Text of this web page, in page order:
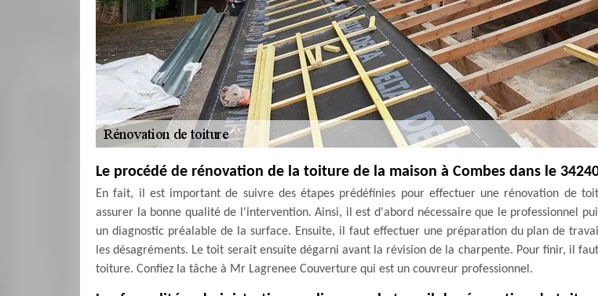
Le procédé de rénovation de la toiture de la maison à Combes dans le
En fait, il est important de suivre des étapes prédéfinies pour effectuer une rénovation de
assurer la bonne qualité de l'intervention. Ainsi, il est d'abord nécessaire que le professionnel
un diagnostic préalable de la surface. Ensuite, il faut effectuer une préparation du plan de
les désagréments. Le toit serait ensuite dégarni avant la révision de la charpente. Pour finir, il
toiture. Confiez la tâche à Mr Lagrenee Couverture qui est un couvreur professionnel.